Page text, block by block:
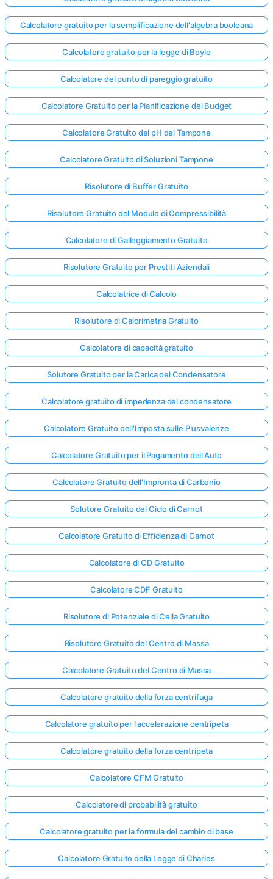
Calcolatore gratuito per la semplificazione dell'algebra booleana
Calcolatore gratuito per la legge di Boyle
Calcolatore del punto di pareggio gratuito
Calcolatore Gratuito per la Pianificazione del Budget
Calcolatore Gratuito del pH del Tampone
Calcolatore Gratuito di Soluzioni Tampone
Risolutore di Buffer Gratuito
Risolutore Gratuito del Modulo di Compressibilità
Calcolatore di Galleggiamento Gratuito
Risolutore Gratuito per Prestiti Aziendali
Calcolatrice di Calcolo
Risolutore di Calorimetria Gratuito
Calcolatore di capacità gratuito
Solutore Gratuito per la Carica del Condensatore
Calcolatore gratuito di impedenza del condensatore
Calcolatore Gratuito dell'Imposta sulle Plusvalenze
Calcolatore Gratuito per il Pagamento dell'Auto
Calcolatore Gratuito dell'Impronta di Carbonio
Solutore Gratuito del Ciclo di Carnot
Calcolatore Gratuito di Efficienza di Carnot
Calcolatore di CD Gratuito
Calcolatore CDF Gratuito
Risolutore di Potenziale di Cella Gratuito
Risolutore Gratuito del Centro di Massa
Calcolatore Gratuito del Centro di Massa
Calcolatore gratuito della forza centrifuga
Calcolatore gratuito per l'accelerazione centripeta
Calcolatore gratuito della forza centripeta
Calcolatore CFM Gratuito
Calcolatore di probabilità gratuito
Calcolatore gratuito per la formula del cambio di base
Calcolatore Gratuito della Legge di Charles